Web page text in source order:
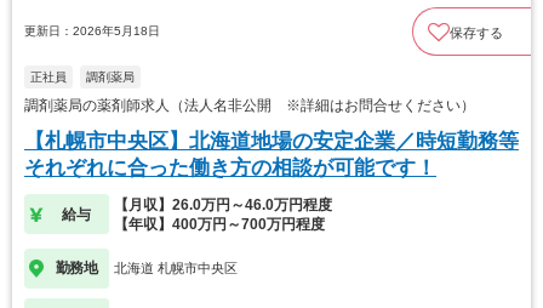
更新日：2026年5月18日 保存する
正社員 調剤薬局
調剤薬局の薬剤師求人（法人名非公開 ※詳細はお問合せください）
【札幌市中央区】北海道地場の安定企業／時短勤務等
それぞれに合った働き方の相談が可能です！
給与
【月収】26.0万円～46.0万円程度
【年収】400万円～700万円程度
勤務地 北海道 札幌市中央区